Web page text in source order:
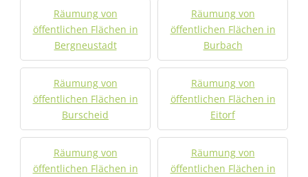
Räumung von
öffentlichen Flächen in
Bergneustadt
Räumung von
öffentlichen Flächen in
Burbach
Räumung von
öffentlichen Flächen in
Burscheid
Räumung von
öffentlichen Flächen in
Eitorf
Räumung von
öffentlichen Flächen in
Räumung von
öffentlichen Flächen in